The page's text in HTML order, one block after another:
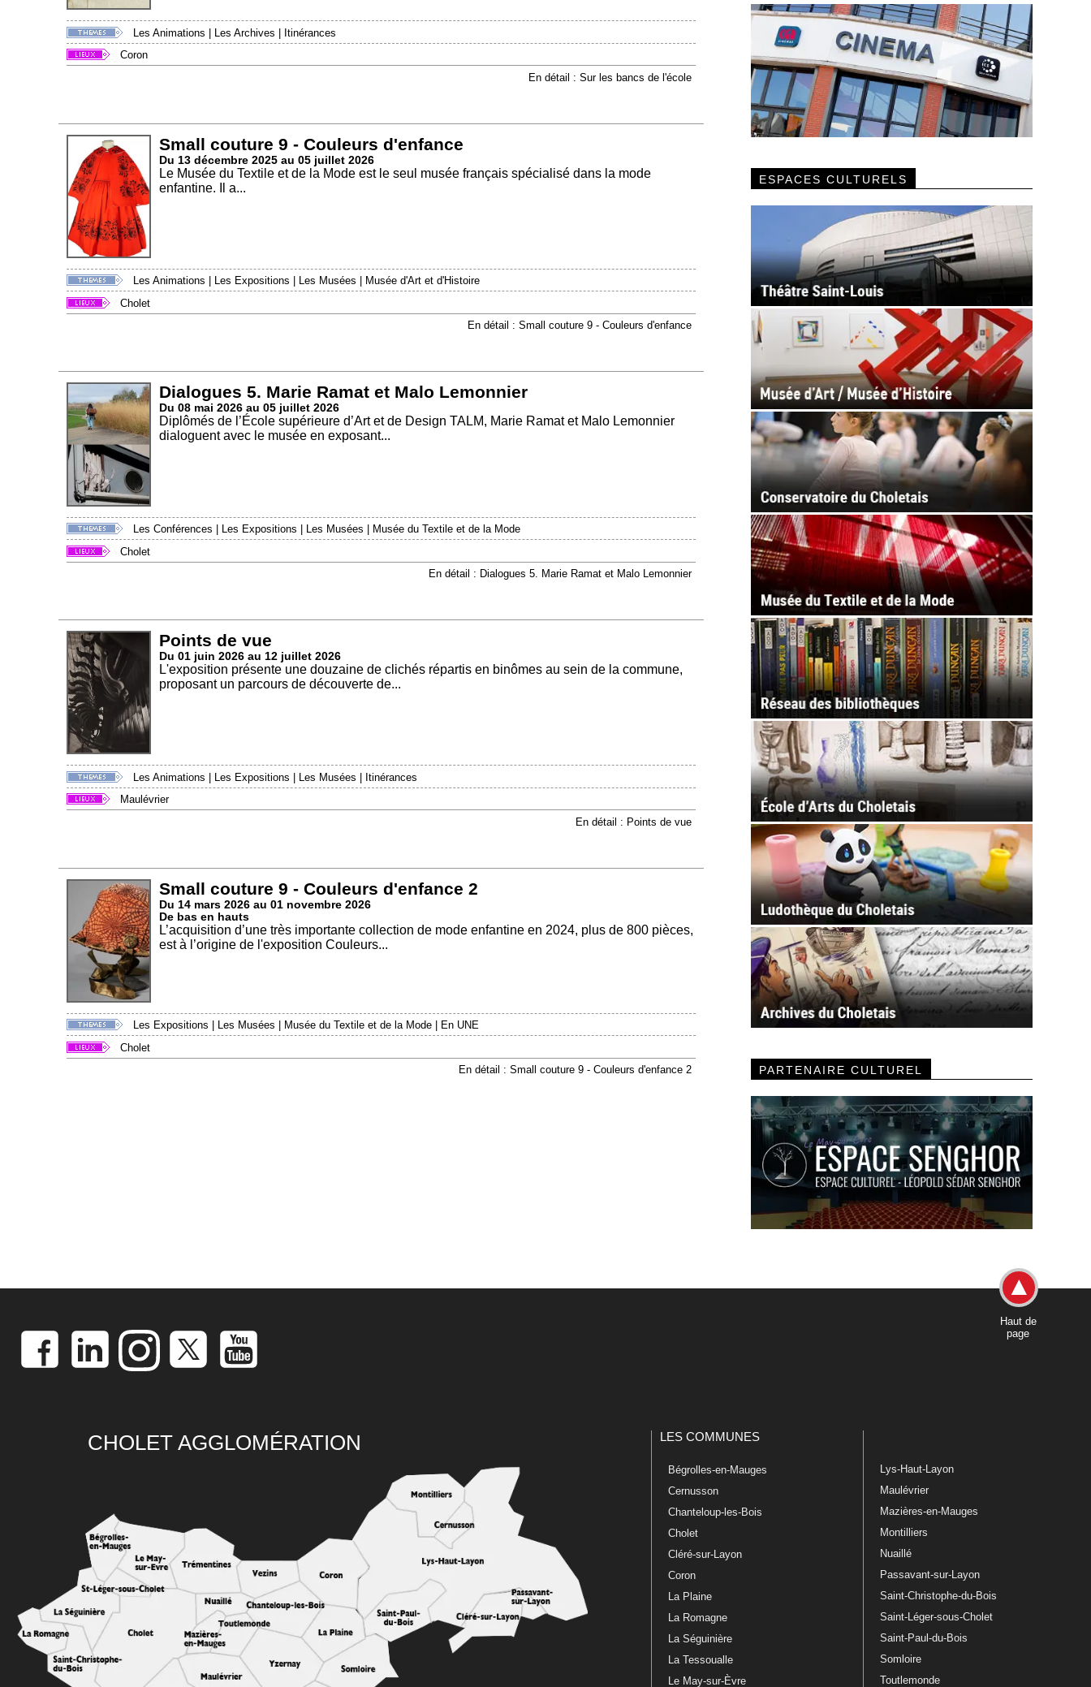
Les Animations Les Archives
Itinérances
Coron
En détail : Sur les bancs de l'école
Small couture 9 - Couleurs d'enfance
Du 13 décembre 2025 au 05 juillet 2026
Le Musée du Textile et de la Mode est le seul musée français spécialisé dans la mode
enfantine. Il a...
Les Animations Les Expositions Les Musées
Musée d'Art et d'Histoire
Cholet
En détail : Small couture 9 - Couleurs d'enfance
Dialogues 5. Marie Ramat et Malo Lemonnier
Du 08 mai 2026 au 05 juillet 2026
Diplômés de l’École supérieure d’Art et de Design TALM, Marie Ramat et Malo Lemonnier
dialoguent avec le musée en exposant...
Les Conférences Les Expositions Les Musées
Musée du Textile et de la Mode
Cholet
En détail : Dialogues 5. Marie Ramat et Malo Lemonnier
Points de vue
Du 01 juin 2026 au 12 juillet 2026
L'exposition présente une douzaine de clichés répartis en binômes au sein de la commune,
proposant un parcours de découverte de...
Les Animations | Les Expositions | Les Musées | Itinérances
Maulévrier
En détail : Points de vue
Small couture 9 - Couleurs d'enfance 2
Du 14 mars 2026 au 01 novembre 2026
De bas en hauts
L’acquisition d’une très importante collection de mode enfantine en 2024, plus de 800 pièces,
est à l’origine de l'exposition Couleurs...
Les Expositions Les Musées Musée du Textile et de la Mode
En UNE
Cholet
En détail : Small couture 9 - Couleurs d'enfance 2
ESPACES CULTURELS
PARTENAIRE CULTUREL
Haut de
page
CHOLET AGGLOMÉRATION LES COMMUNES
Bégrolles-en-Mauges
Cernusson
Chanteloup-les-Bois
Cholet
Cléré-sur-Layon
Coron
La Plaine
La Romagne
La Séguinière
La Tessoualle
Le May-sur-Èvre
Lys-Haut-Layon
Maulévrier
Mazières-en-Mauges
Montilliers
Nuaillé
Passavant-sur-Layon
Saint-Christophe-du-Bois
Saint-Léger-sous-Cholet
Saint-Paul-du-Bois
Somloire
Toutlemonde